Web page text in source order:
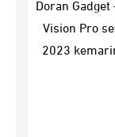
Doran
Vision Pro
2023